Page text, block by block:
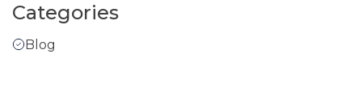
Categories
Blog